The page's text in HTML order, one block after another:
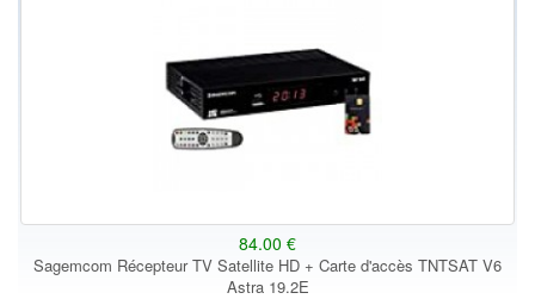
84.00 €
Sagemcom Récepteur TV Satellite HD + Carte d'accès TNTSAT V6
Astra 19.2E